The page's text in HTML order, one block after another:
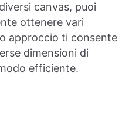
canvas, puoi
ottenere vari
approccio ti consente
dimensioni di
efficiente.